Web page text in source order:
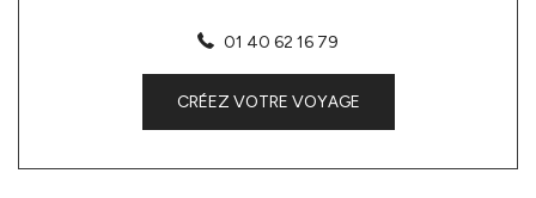
01 40 62 16 79
CRÉEZ VOTRE VOYAGE